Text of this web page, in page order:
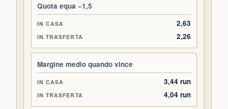
Quota equa −1,5
2,63
2,26
Margine medio quando vince
3,44 run
4,04 run